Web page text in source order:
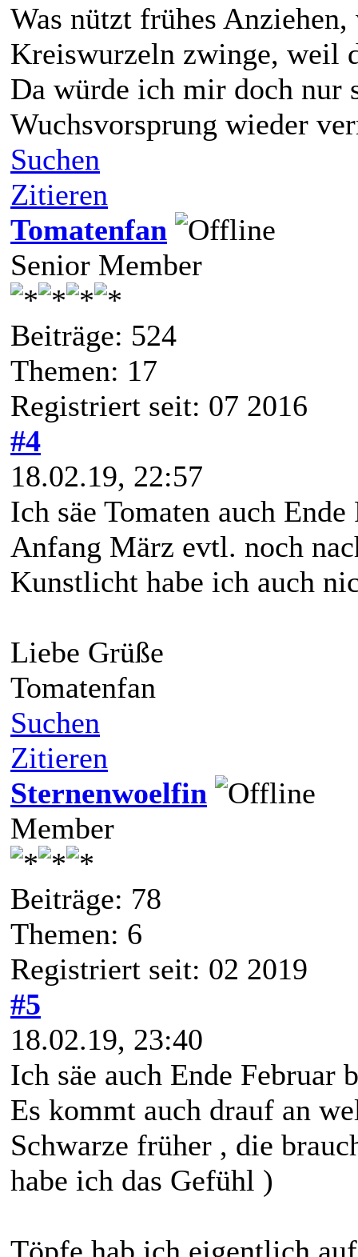
Was nützt frühes
Kreiswurzeln zwinge, weil
Da würde ich mir doch nur
Wuchsvorsprung wieder
Suchen
Zitieren
Tomatenfan
Senior Member
Beiträge: 524
Themen: 17
Registriert seit: 07 2016
#4
18.02.19, 22:57
Ich säe Tomaten auch
Anfang März evtl. noch
Kunstlicht habe ich auch
Liebe Grüße
Tomatenfan
Suchen
Zitieren
Sternenwoelfin
Member
Beiträge: 78
Themen: 6
Registriert seit: 02 2019
#5
18.02.19, 23:40
Ich säe auch Ende Februar
Es kommt auch drauf an
Schwarze früher , die
habe ich das Gefühl )
Töpfe hab ich eigentlich